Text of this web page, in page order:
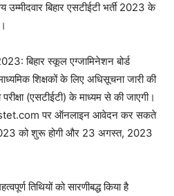
बिहार एसटीईटी भर्ती 2023 के
बिहार स्कूल एग्जामिनेशन बोर्ड
शिक्षकों के लिए अधिसूचना जारी की
परीक्षा (एसटीईटी) के माध्यम से की जाएगी।
पर ऑनलाइन आवेदन कर सकते
को शुरू होगी और 23 अगस्त, 2023
तिथियों को सारणीबद्ध किया है